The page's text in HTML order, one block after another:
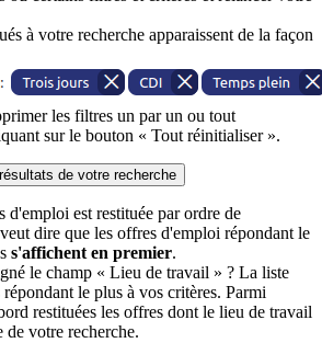
à votre recherche apparaissent de la façon
les filtres un par un ou tout
sur le bouton « Tout réinitialiser ».
de votre recherche
d'emploi est restituée par ordre de
dire que les offres d'emploi répondant le
s'affichent en premier.
le champ « Lieu de travail » ? La liste
le plus à vos critères. Parmi
restituées les offres dont le lieu de travail
de votre recherche.